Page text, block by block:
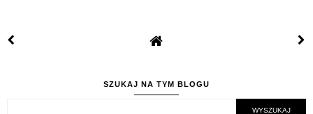
SZUKAJ NA TYM BLOGU